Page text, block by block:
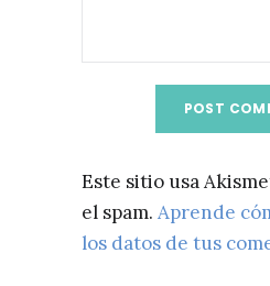
Este sitio usa
el spam. Aprende
los datos de tus